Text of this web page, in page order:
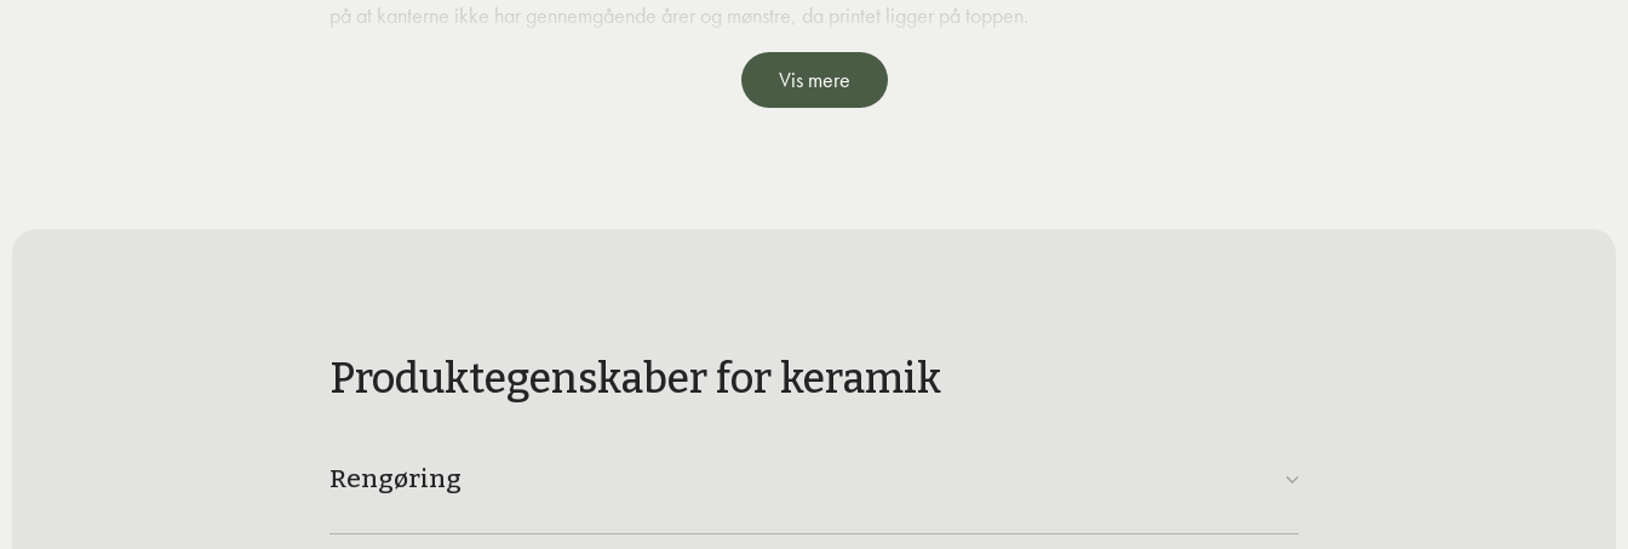
på at kanterne ikke har gennemgående årer og mønstre, da printet ligger på toppen.
Vis mere
Produktegenskaber for keramik
Rengøring